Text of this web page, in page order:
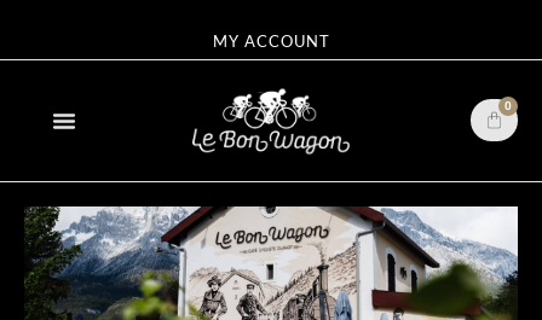
MY ACCOUNT
0